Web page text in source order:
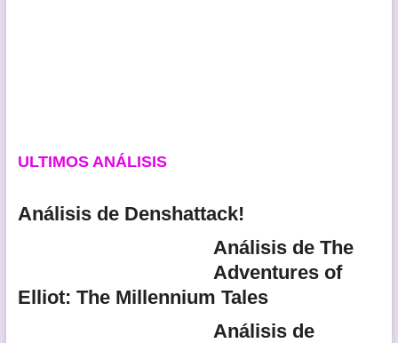
ULTIMOS ANÁLISIS
Análisis de Denshattack!
Análisis de The
Adventures of
Elliot: The Millennium Tales
Análisis de